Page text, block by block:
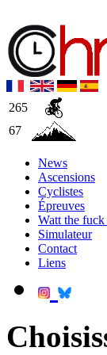
265
67
News
Ascensions
Cyclistes
Épreuves
Watt the fuck
Simulateur
Contact
Liens